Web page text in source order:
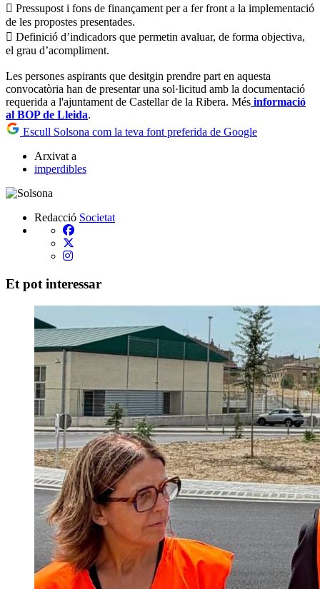
 Pressupost i fons de finançament per a fer front a la implementació
de les propostes presentades.
 Definició d’indicadors que permetin avaluar, de forma objectiva,
el grau d’acompliment.
Les persones aspirants que desitgin prendre part en aquesta
convocatòria han de presentar una sol·licitud amb la documentació
requerida a l'ajuntament de Castellar de la Ribera. Més informació
al BOP de Lleida.
Escull Solsona com la teva font preferida de Google
Arxivat a
imperdibles
Redacció Societat
Et pot interessar